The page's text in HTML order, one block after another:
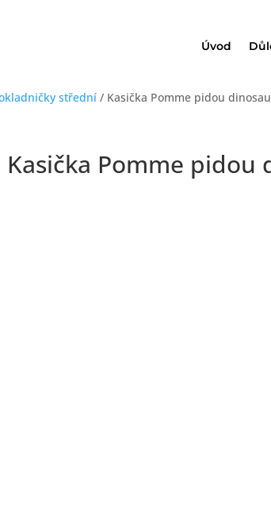
Úvod
střední / Kasička Pomme pidou
Kasička Pomme pidou